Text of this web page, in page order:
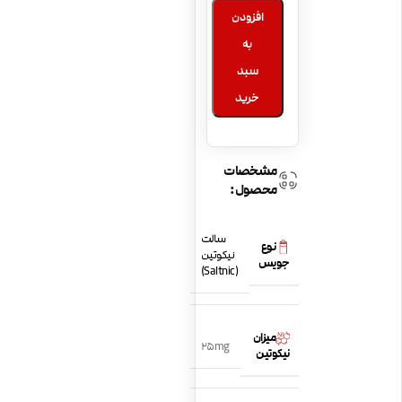
افزودن
به
سبد
خرید
مشخصات
محصول:
نوع
جویس
سالت
نیکوتین
(Saltnic)
میزان
نیکوتین
25mg